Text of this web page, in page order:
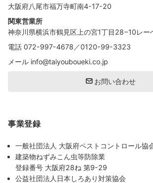
大阪府八尾市福万寺町南4-17-20
関東営業所
神奈川県横浜市鶴見区上の宮1丁目28−10レー
電話 072-997-4678 ／0120-99-3323
メール info@taiyouboueki.co.jp
お問い合わせ
事業登録
一般社団法人 大阪府ペストコントロール協
建築物ねずみこん虫等防除業
登録番号 大阪府28ね 第9-29
公益社団法人日本しろあり対策協会